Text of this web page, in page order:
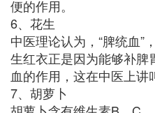
便的作用。
6、花生
中医理论认为，“脾统血”
生红衣正是因为能够补脾
血的作用，这在中医上讲
7、胡萝卜